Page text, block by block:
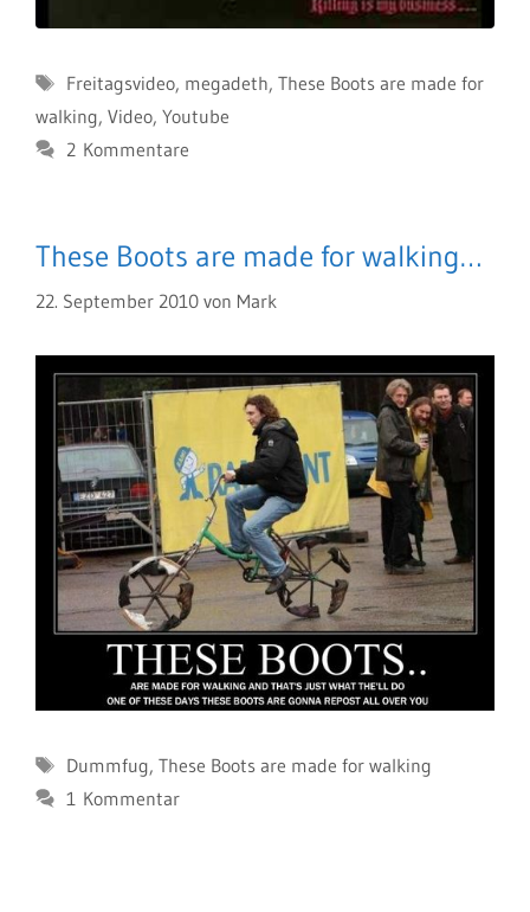
Schlagwörter
Freitagsvideo, megadeth, These Boots are made for
walking, Video, Youtube
2 Kommentare
These Boots are made for walking…
22. September 2010 von Mark
Schlagwörter
Dummfug, These Boots are made for walking
1 Kommentar